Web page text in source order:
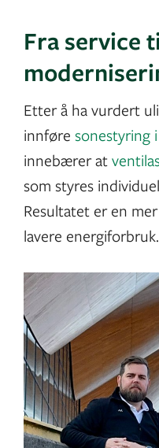
Fra service
Etter å ha vurdert
innføre sonestyring
innebærer at
som styres
Resultatet er en
lavere energiforbruk.